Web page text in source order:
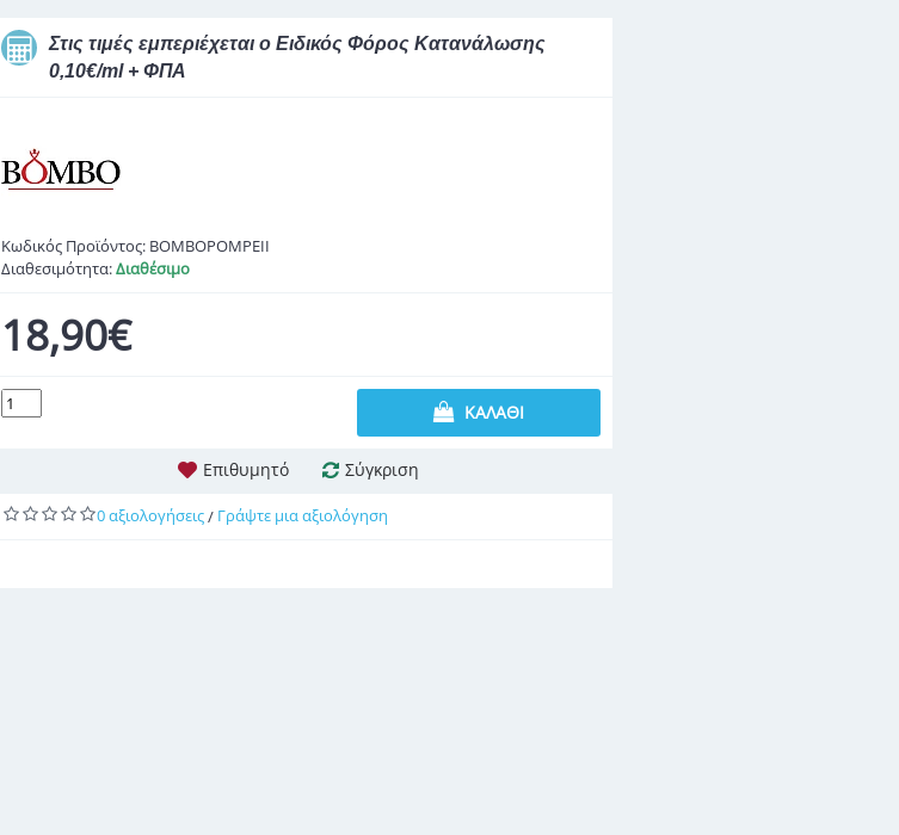
Στις τιμές εμπεριέχεται ο Ειδικός Φόρος Κατανάλωσης
0,10€/ml + ΦΠΑ
Κωδικός Προϊόντος: BOMBOPOMPEII
Διαθεσιμότητα:Διαθέσιμο
18,90€
ΚΑΛΆΘΙ
Επιθυμητό Σύγκριση
0 αξιολογήσεις/ Γράψτε μια αξιολόγηση